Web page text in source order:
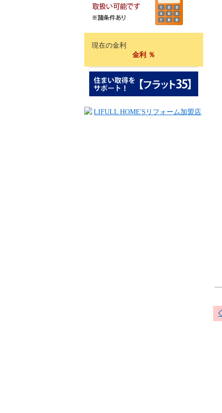
現在の金利
金利 ％